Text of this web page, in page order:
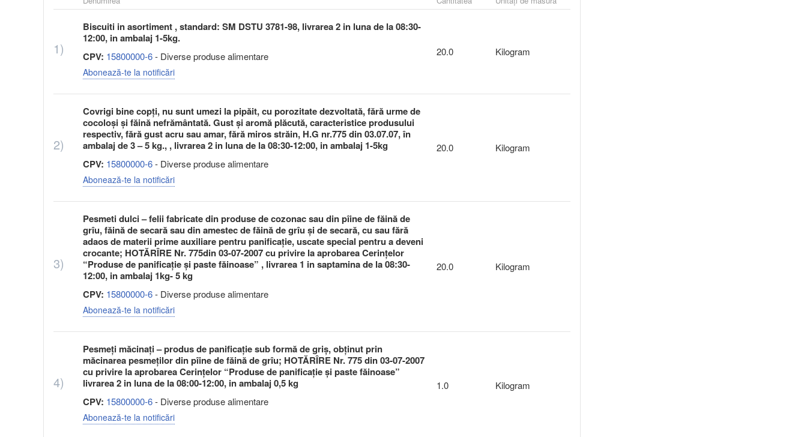
1)
Biscuiti in asortiment , standard: SM DSTU 3781-98, livrarea 2 in luna de la 08:30-
12:00, in ambalaj 1-5kg.
CPV: 15800000-6- Diverse produse alimentare
Abonează-te la notificări
20.0 Kilogram
2)
Covrigi bine copţi, nu sunt umezi la pipăit, cu porozitate dezvoltată, fără urme de
cocoloşi şi făină nefrământată. Gust şi aromă plăcută, caracteristice produsului
respectiv, fără gust acru sau amar, fără miros străin, H.G nr.775 din 03.07.07, în
ambalaj de 3 – 5 kg., , livrarea 2 in luna de la 08:30-12:00, in ambalaj 1-5kg
CPV: 15800000-6- Diverse produse alimentare
Abonează-te la notificări
20.0 Kilogram
3)
Pesmeti dulci – felii fabricate din produse de cozonac sau din pîine de făină de
grîu, făină de secară sau din amestec de făină de grîu şi de secară, cu sau fără
adaos de materii prime auxiliare pentru panificaţie, uscate special pentru a deveni
crocante; HOTĂRÎRE Nr. 775din 03-07-2007 cu privire la aprobarea Cerinţelor
“Produse de panificaţie şi paste făinoase”​ , livrarea 1 in saptamina de la 08:30-
12:00, in ambalaj 1kg- 5 kg
CPV: 15800000-6- Diverse produse alimentare
Abonează-te la notificări
20.0 Kilogram
4)
Pesmeţi măcinaţi – produs de panificaţie sub formă de griş, obţinut prin
măcinarea pesmeţilor din pîine de făină de grîu; HOTĂRÎRE Nr. 775 din 03-07-2007
cu privire la aprobarea Cerinţelor “Produse de panificaţie şi paste făinoase”​
livrarea 2 in luna de la 08:00-12:00, in ambalaj 0,5 kg
CPV: 15800000-6- Diverse produse alimentare
Abonează-te la notificări
1.0 Kilogram